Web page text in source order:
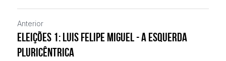
Anterior
Eleições 1: Luis Felipe Miguel - A esquerda
pluricêntrica